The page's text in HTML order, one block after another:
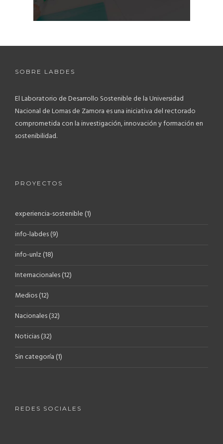
SOBRE LABDES
El Laboratorio de Desarrollo Sostenible de la Universidad
Nacional de Lomas de Zamora es una iniciativa del rectorado
comprometida con la investigación, innovación y formación en
sostenibilidad.
PROYECTOS
experiencia-sostenible (1)
info-labdes(9)
info-unlz(18)
Internacionales(12)
Medios(12)
Nacionales(32)
Noticias(32)
Sin categoría (1)
REDES SOCIALES